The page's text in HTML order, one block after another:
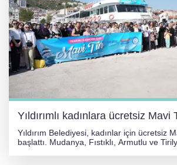
Yıldırımlı kadınlara ücretsiz Mavi
Yıldırım Belediyesi, kadınlar için ücretsiz
başlattı. Mudanya, Fıstıklı, Armutlu ve